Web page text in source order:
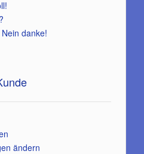
danke!
ändern